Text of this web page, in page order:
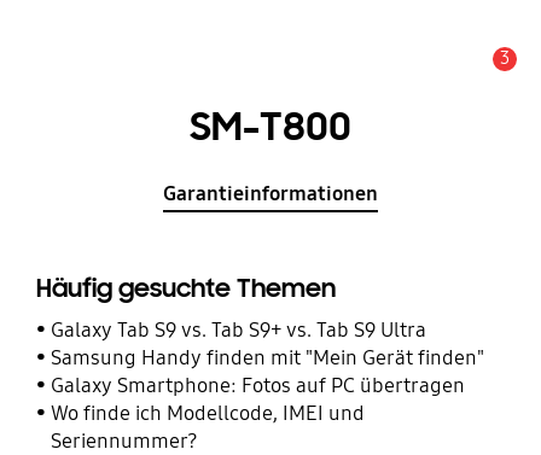
3
SM-T800
Garantieinformationen
Häufig gesuchte Themen
Galaxy Tab S9 vs. Tab S9+ vs. Tab S9 Ultra
Samsung Handy finden mit "Mein Gerät finden"
Galaxy Smartphone: Fotos auf PC übertragen
Wo finde ich Modellcode, IMEI und
Seriennummer?